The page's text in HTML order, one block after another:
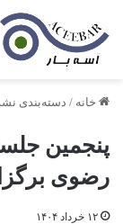
خانه / دسته‌بندی
رضوی
۱۲ خرداد ۱۴۰۴